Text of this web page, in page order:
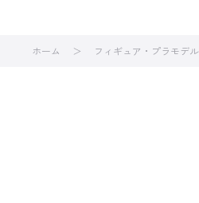
ホーム フィギュア・プラモデル